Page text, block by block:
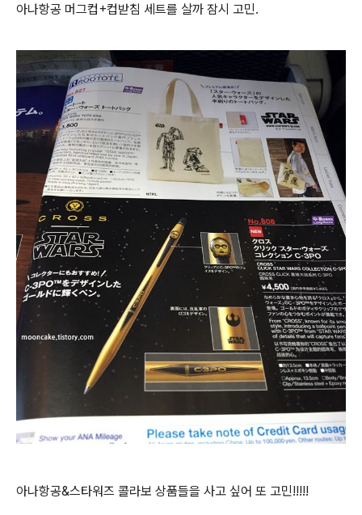
아나항공 머그컵+컵받침 세트를 살까 잠시 고민.
아나항공&스타워즈 콜라보 상품들을 사고 싶어 또 고민!!!!!